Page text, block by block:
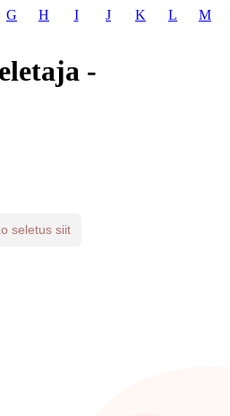
G H I J K L M
-
seletus siit